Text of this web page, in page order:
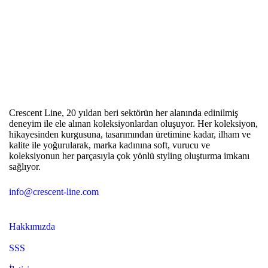
Crescent Line, 20 yıldan beri sektörün her alanında edinilmiş
deneyim ile ele alınan koleksiyonlardan oluşuyor. Her koleksiyon,
hikayesinden kurgusuna, tasarımından üretimine kadar, ilham ve
kalite ile yoğurularak, marka kadınına soft, vurucu ve
koleksiyonun her parçasıyla çok yönlü styling oluşturma imkanı
sağlıyor.
info@crescent-line.com
Hakkımızda
SSS